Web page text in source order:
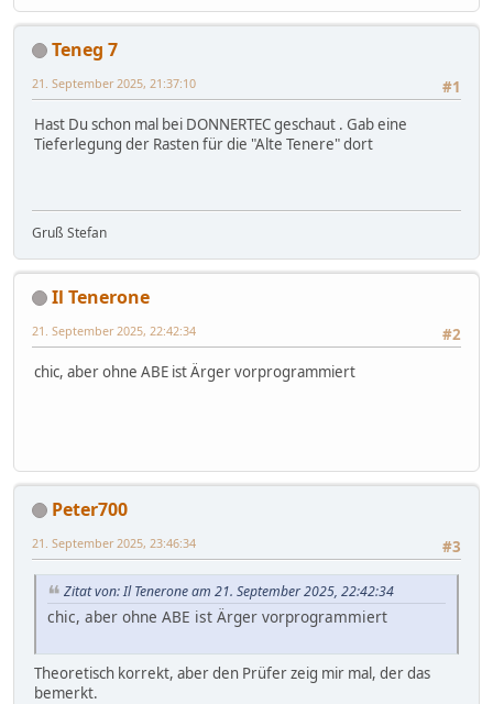
Teneg 7
#1
21. September 2025, 21:37:10
Hast Du schon mal bei DONNERTEC geschaut . Gab eine
Tieferlegung der Rasten für die "Alte Tenere" dort
Gruß Stefan
Il Tenerone
#2
21. September 2025, 22:42:34
chic, aber ohne ABE ist Ärger vorprogrammiert
Peter700
#3
21. September 2025, 23:46:34
Zitat von: Il Tenerone am 21. September 2025, 22:42:34
chic, aber ohne ABE ist Ärger vorprogrammiert
Theoretisch korrekt, aber den Prüfer zeig mir mal, der das
bemerkt.